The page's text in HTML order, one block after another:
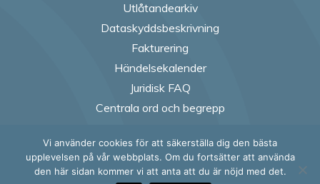
Utlåtandearkiv
Dataskyddsbeskrivning
Fakturering
Händelsekalender
Juridisk FAQ
Centrala ord och begrepp
Follow us on
Follow us on
Follow
Vi använder cookies för att säkerställa dig den bästa
upplevelsen på vår webbplats. Om du fortsätter att använda
den här sidan kommer vi att anta att du är nöjd med det.